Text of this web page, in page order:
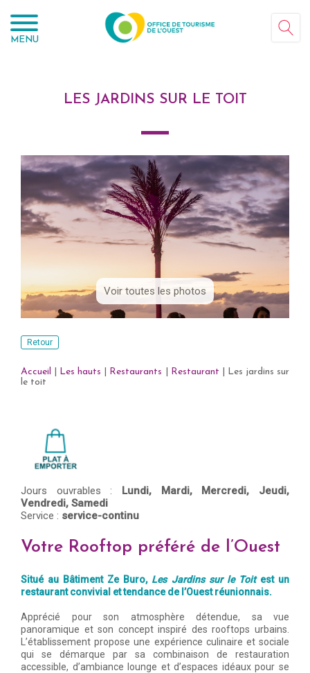
MENU
LES JARDINS SUR LE TOIT
Voir toutes les photos
Retour
Accueil Les hauts Restaurants Restaurant
Les jardins sur
le toit
Jours ouvrables : Lundi, Mardi, Mercredi, Jeudi,
Vendredi, Samedi
Service : service-continu
Votre Rooftop préféré de l’Ouest
Situé au Bâtiment Ze Buro, Les Jardins sur le Toitest un
restaurant convivial et tendance de l’Ouest réunionnais.
Apprécié pour son atmosphère détendue, sa vue
panoramique et son concept inspiré des rooftops urbains.
L’établissement propose une expérience culinaire et sociale
qui se démarque par sa combinaison de restauration
accessible, d’ambiance lounge et d’espaces idéaux pour se